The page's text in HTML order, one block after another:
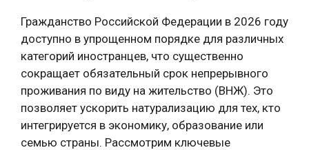
Гражданство Российской Федерации в 2026 году
доступно в упрощенном порядке для различных
категорий иностранцев, что существенно
сокращает обязательный срок непрерывного
проживания по виду на жительство (ВНЖ). Это
позволяет ускорить натурализацию для тех, кто
интегрируется в экономику, образование или
семью страны. Рассмотрим ключевые